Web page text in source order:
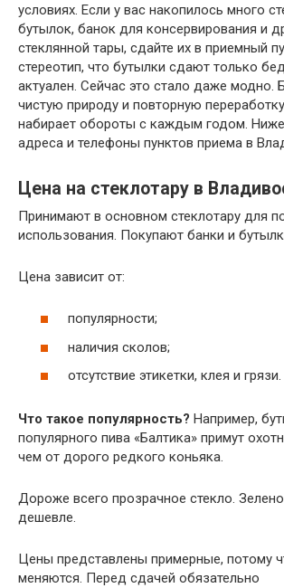
условиях. Если у вас накопилось много
бутылок, банок для консервирования и
стеклянной тары, сдайте их в приемный
стереотип, что бутылки сдают только
актуален. Сейчас это стало даже модно.
чистую природу и повторную
набирает обороты с каждым годом.
адреса и телефоны пунктов приема в
Цена на стеклотару в
Принимают в основном стеклотару для
использования. Покупают банки и
Цена зависит от:
популярности;
наличия сколов;
отсутствие этикетки, клея и грязи.
Что такое популярность? Например,
популярного пива «Балтика» примут
чем от дорого редкого коньяка.
Дороже всего прозрачное стекло.
дешевле.
Цены представлены примерные, потому
меняются. Перед сдачей обязательно